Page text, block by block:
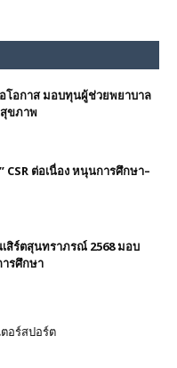
โอกาส มอบทุนผู้ช่วยพยาบาล
ขภาพ
CSR ต่อเนื่อง หนุนการศึกษา–
ร์ตสุนทราภรณ์ 2568 มอบ
รศึกษา
อร์สปอร์ต